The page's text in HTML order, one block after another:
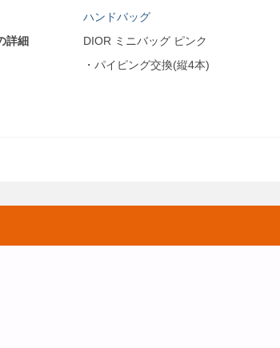
ハンドバッグ
詳細
DIOR ミニバッグ ピンク
・パイピング交換(縦4本)